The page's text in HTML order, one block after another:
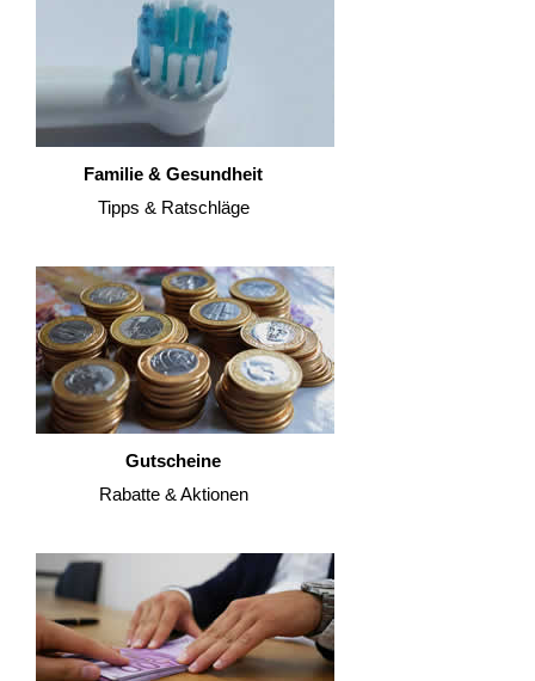
Familie & Gesundheit
Tipps & Ratschläge
Gutscheine
Rabatte & Aktionen